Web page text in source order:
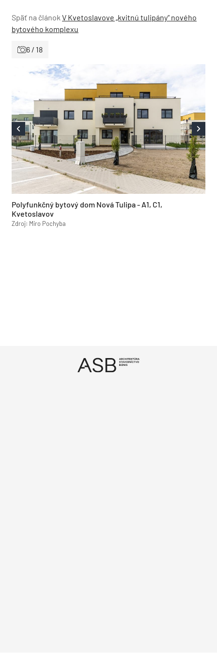
Späť na článok V Kvetoslavove „kvitnú tulipány“ nového
bytového komplexu
6 / 18
Polyfunkčný bytový dom Nová Tulipa - A1, C1,
Kvetoslavov
Zdroj: Miro Pochyba